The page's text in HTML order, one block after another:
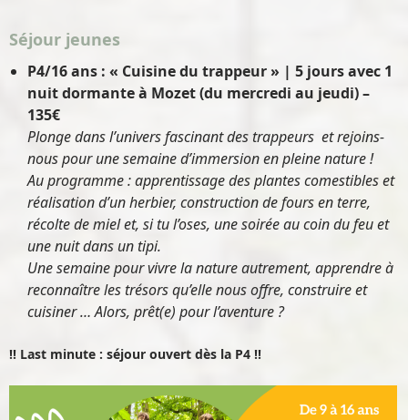
Séjour jeunes
P4/16 ans : « Cuisine du trappeur » | 5 jours avec 1
nuit dormante à Mozet (du mercredi au jeudi) –
135€
Plonge dans l’univers fascinant des trappeurs et rejoins-
nous pour une semaine d’immersion en pleine nature !
Au programme : apprentissage des plantes comestibles et
réalisation d’un herbier, construction de fours en terre,
récolte de miel et, si tu l’oses, une soirée au coin du feu et
une nuit dans un tipi.
Une semaine pour vivre la nature autrement, apprendre à
reconnaître les trésors qu’elle nous offre, construire et
cuisiner … Alors, prêt(e) pour l’aventure ?
!! Last minute : séjour ouvert dès la P4 !!